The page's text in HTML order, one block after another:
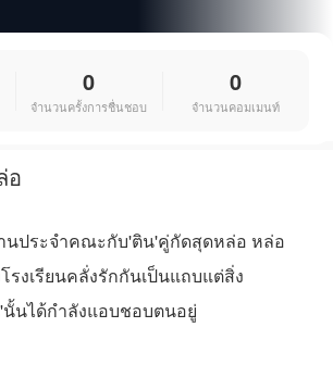
0
จำนวนครั้งการชื่นชอบ
0
จำนวนคอมเมนท์
อ
นประจำคณะกับ'ติน'คู่กัดสุดหล่อ หล่อ
รงเรียนคลั่งรักกันเป็นแถบแต่สิ่ง
นได้กำลังแอบชอบตนอยู่